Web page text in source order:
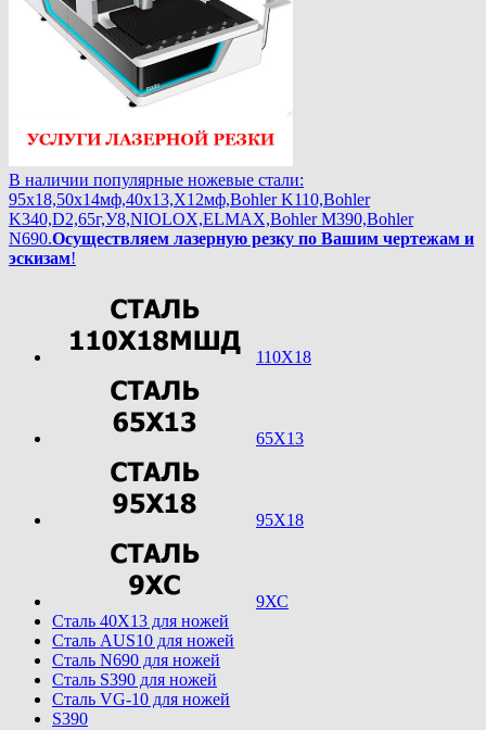
В наличии популярные ножевые стали:
95х18,50х14мф,40х13,Х12мф,Bohler K110,Bohler
K340,D2,65г,У8,NIOLOX,ELMAX,Bohler М390,Bohler
N690.Осуществляем лазерную резку по Вашим чертежам и
эскизам!
110Х18
65Х13
95Х18
9ХС
Cталь 40Х13 для ножей
Cталь AUS10 для ножей
Cталь N690 для ножей
Cталь S390 для ножей
Cталь VG-10 для ножей
S390